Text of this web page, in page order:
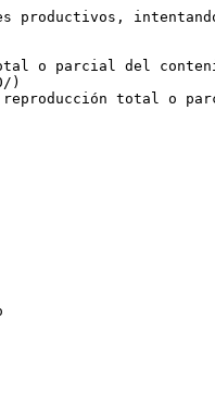
productivos,
o parcial del
)
total o